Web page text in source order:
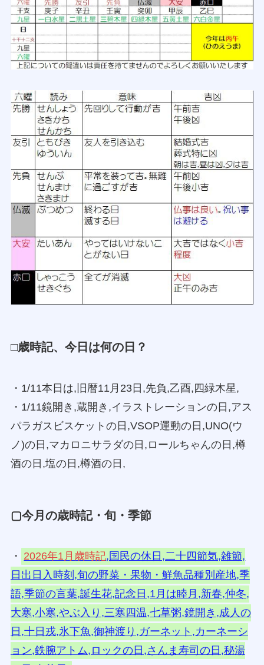
□歳時記、今日は何の日？
・1/11本日は,旧暦11月23日,先負,乙酉,四緑木星,
・1/11鏡開き,蔵開き,イラストレーションの日,アス
パラガスビスケットの日,VSOP運動の日,UNO(ウ
ノ)の日,マカロニサラダの日,ロールちゃんの日,樽
酒の日,塩の日,樽酒の日,
▢今月の歳時記・旬・季節
・ 2026年1月歳時記,国民の休日,二十四節気,雑節,
日出日入時刻,旬の野菜・果物・鮮魚品種別産地,季
語,季節の言葉,誕生花,記念日,1月は睦月,新春,仲冬,
大寒,小寒,やぶ入り,三寒四温,七草粥,鏡開き,成人の
日,十日戎,氷下魚,御神渡り,ガーネット,カーネーシ
ョン,鉄腕アトム,ロックの日,さんま寿司の日,秘湯